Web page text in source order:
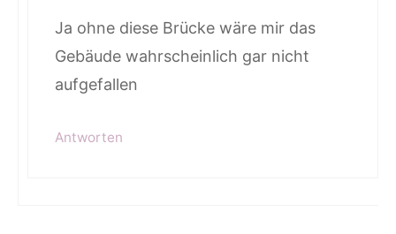
Ja ohne diese Brücke wäre mir das
Gebäude wahrscheinlich gar nicht
aufgefallen
Antworten